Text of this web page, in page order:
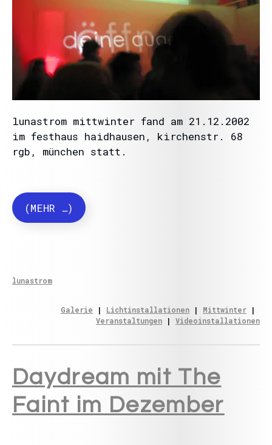
lunastrom mittwinter fand am 21.12.2002
im festhaus haidhausen, kirchenstr. 68
rgb, münchen statt.
(MEHR …)
lunastrom
Galerie | Lichtinstallationen | Mittwinter
Veranstaltungen | Videoinstallationen
Daydream mit The
Faint im Dezember